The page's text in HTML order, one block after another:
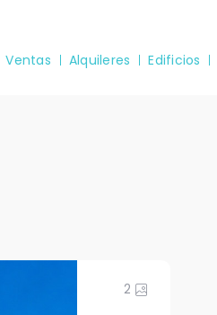
Ventas Alquileres Edificios
2